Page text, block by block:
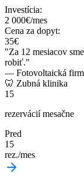
Investícia:
2 000€/mes
Cena za dopyt:
35€
"Za 12 mesiacov
robiť."
— Fotovoltaická
🦷 Zubná klinika
15
rezervácií mesačne
Pred
15
rez./mes